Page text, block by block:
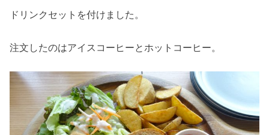
ドリンクセットを付けました。
注文したのはアイスコーヒーとホットコーヒー。